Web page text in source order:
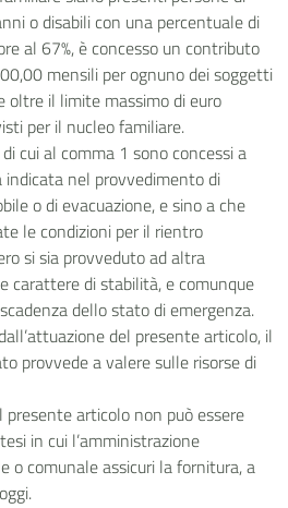
o disabili con una percentuale di
al 67%, è concesso un contributo
mensili per ognuno dei soggetti
oltre il limite massimo di euro
per il nucleo familiare.
cui al comma 1 sono concessi a
indicata nel provvedimento di
o di evacuazione, e sino a che
le condizioni per il rientro
si sia provveduto ad altra
carattere di stabilità, e comunque
dello stato di emergenza.
del presente articolo, il
provvede a valere sulle risorse di
articolo non può essere
in cui l’amministrazione
o comunale assicuri la fornitura, a